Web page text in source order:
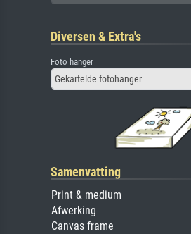
Diversen & Extra's
Foto hanger
Gekartelde fotohanger
Samenvatting
Print & medium
Afwerking
Canvas frame